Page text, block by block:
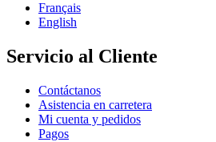
Français
English
Servicio al Cliente
Contáctanos
Asistencia en carretera
Mi cuenta y pedidos
Pagos